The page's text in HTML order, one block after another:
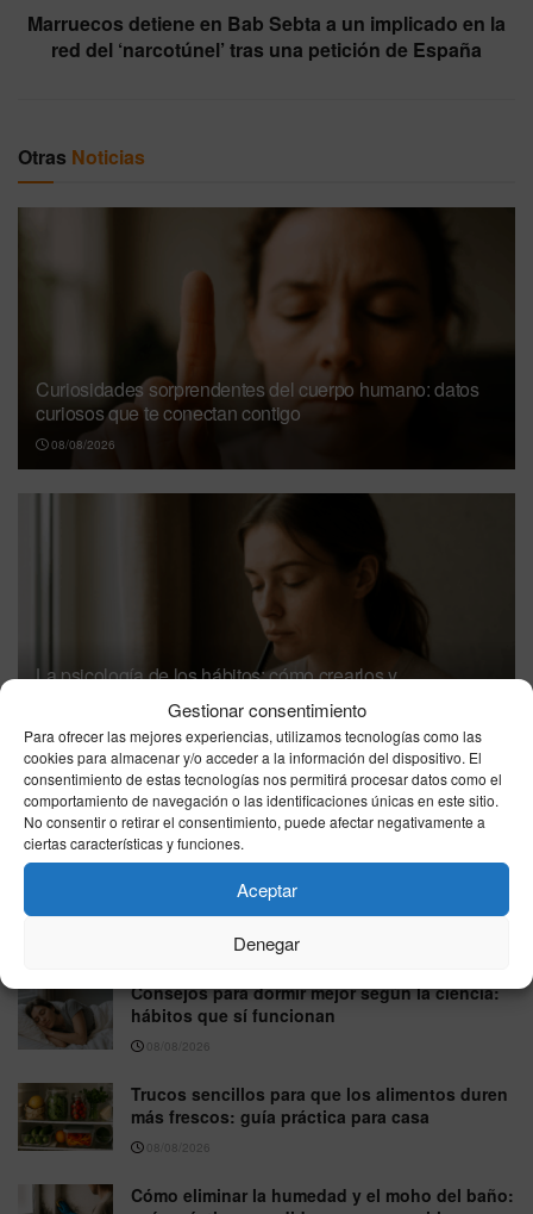
Gestionar consentimiento
Para ofrecer las mejores experiencias, utilizamos tecnologías como las
cookies para almacenar y/o acceder a la información del dispositivo. El
consentimiento de estas tecnologías nos permitirá procesar datos como el
comportamiento de navegación o las identificaciones únicas en este sitio.
No consentir o retirar el consentimiento, puede afectar negativamente a
ciertas características y funciones.
Aceptar
Denegar
Marruecos detiene en Bab Sebta a un implicado en la
red del ‘narcotúnel’ tras una petición de España
Otras Noticias
Curiosidades sorprendentes del cuerpo humano: datos
curiosos que te conectan contigo
08/08/2026
La psicología de los hábitos: cómo crearlos y
mantenerlos con constancia
08/08/2026
Cómo mejorar la productividad con técnicas
de base científica (sin complicarte)
08/08/2026
Mitos sobre la alimentación desmentidos por
la ciencia: lo que conviene saber
Consejos para dormir mejor según la ciencia:
hábitos que sí funcionan
08/08/2026
Trucos sencillos para que los alimentos duren
más frescos: guía práctica para casa
08/08/2026
Cómo eliminar la humedad y el moho del baño: